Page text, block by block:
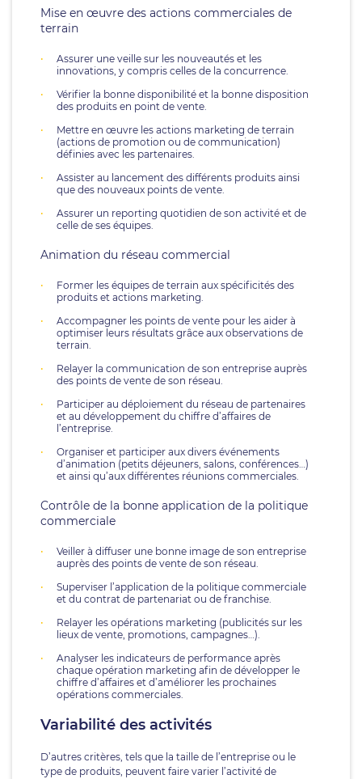
Mise en œuvre des actions commerciales de
terrain
Assurer une veille sur les nouveautés et les
innovations, y compris celles de la concurrence.
Vérifier la bonne disponibilité et la bonne disposition
des produits en point de vente.
Mettre en œuvre les actions marketing de terrain
(actions de promotion ou de communication)
définies avec les partenaires.
Assister au lancement des différents produits ainsi
que des nouveaux points de vente.
Assurer un reporting quotidien de son activité et de
celle de ses équipes.
Animation du réseau commercial
Former les équipes de terrain aux spécificités des
produits et actions marketing.
Accompagner les points de vente pour les aider à
optimiser leurs résultats grâce aux observations de
terrain.
Relayer la communication de son entreprise auprès
des points de vente de son réseau.
Participer au déploiement du réseau de partenaires
et au développement du chiffre d’affaires de
l’entreprise.
Organiser et participer aux divers événements
d’animation (petits déjeuners, salons, conférences…)
et ainsi qu’aux différentes réunions commerciales.
Contrôle de la bonne application de la politique
commerciale
Veiller à diffuser une bonne image de son entreprise
auprès des points de vente de son réseau.
Superviser l’application de la politique commerciale
et du contrat de partenariat ou de franchise.
Relayer les opérations marketing (publicités sur les
lieux de vente, promotions, campagnes…).
Analyser les indicateurs de performance après
chaque opération marketing afin de développer le
chiffre d’affaires et d’améliorer les prochaines
opérations commerciales.
Variabilité des activités
D’autres critères, tels que la taille de l’entreprise ou le
type de produits, peuvent faire varier l’activité de